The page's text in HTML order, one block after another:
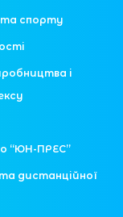
та спорту
і
“ЮН-ПРЕС”
дистанційної